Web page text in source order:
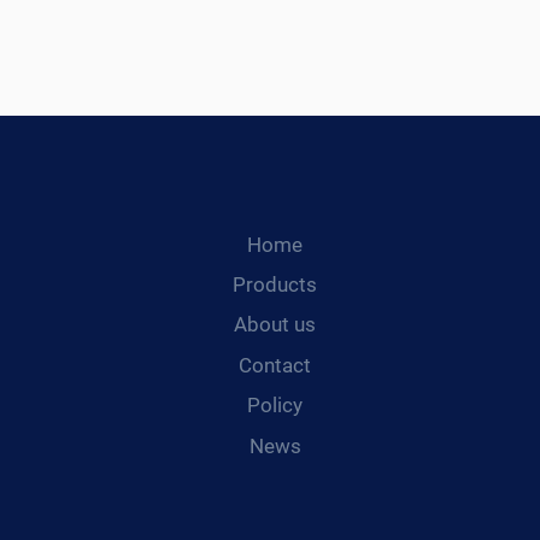
Home
Products
About us
Contact
Policy
News